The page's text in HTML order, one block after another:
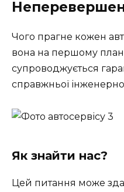
Чого прагне кожен
вона на першому
супроводжується
справжньої
Як знайти нас?
Цей питання може